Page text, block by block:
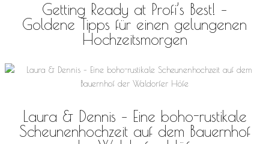
Getting Ready at Profi’s Best! –
Goldene Tipps für einen gelungenen
Hochzeitsmorgen
Laura & Dennis – Eine boho-rustikale
Scheunenhochzeit auf dem Bauernhof